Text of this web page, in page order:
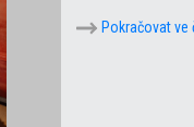
Pokračovat ve